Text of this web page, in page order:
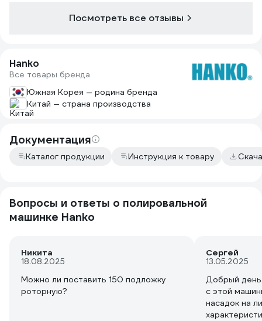
ротором. Машинка отличная
скорости поста Koch H9 с меховым
кругом.
Посмотреть все отзывы
Hanko
Все товары бренда
Южная Корея — родина бренда
Китай — страна производства
Документация
Каталог продукции Инструкция к товару
Вопросы и ответы о полировальной
машинке Hanko
Никита
18.08.2025
Можно ли поставить 150 подложку
роторную?
Сергей
13.05.2025
Добрый
с этой
насадок на